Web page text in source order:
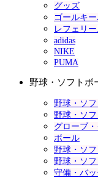
グッズ
ゴールキ
レフェリ
adidas
NIKE
PUMA
野球・ソフトボ
野球・ソ
野球・ソ
グローブ
ボール
野球・ソ
野球・ソ
守備・バ